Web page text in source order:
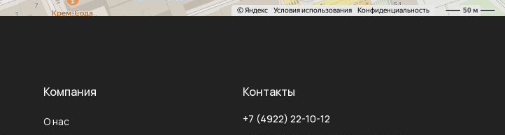
Компания
О нас
Контакты
+7 (4922) 22-10-12